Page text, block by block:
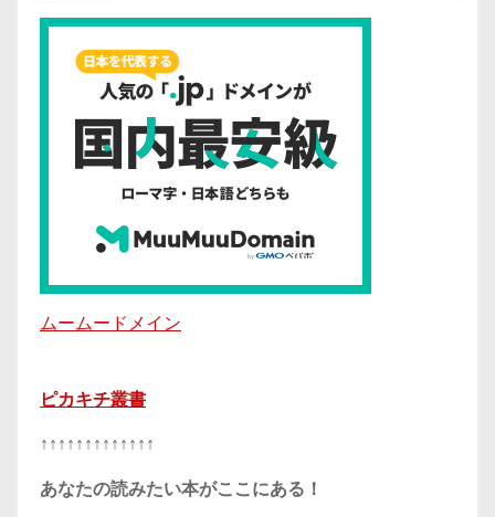
ムームードメイン
ピカキチ叢書
↑↑↑↑↑↑↑↑↑↑↑↑↑
あなたの読みたい本がここにある！